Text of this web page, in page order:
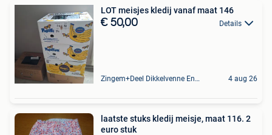
LOT meisjes kledij vanaf maat 146
€ 50,00 Details
Zingem+Deel Dikkelvenne En Nederzwalm-Hermelgem 4 aug 26
laatste stuks kledij meisje, maat 116. 2
euro stuk